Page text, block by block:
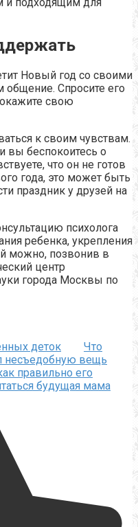
Новый год со своими
общение. Спросите его
свою
к своим чувствам.
вы беспокоитесь о
что он не готов
года, это может быть
праздник у друзей на
психолога
ребенка, укрепления
можно, позвонив в
центр
города Москвы по
деток
Что
несъедобную вещь
правильно его
будущая мама